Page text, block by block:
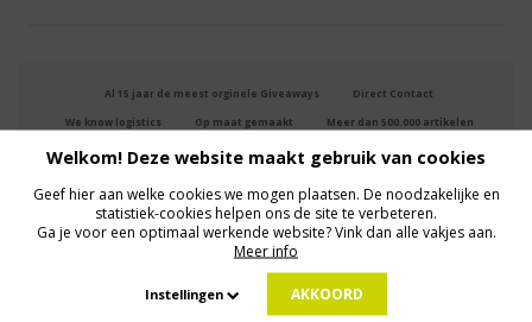
Al 15 jaar de meest orginele Giveaways Direct Contact
We know logistics Op maat gemaakt Meer dan 500.000 artikelen
MELD JE AAN VOOR ONZE NIEUWSBRIEF
Profiteer van deals en een dosis inspiratie!
Geen zorgen: we gaan veilig met je gegevens om. Dat lees je in ons
Welkom! Deze website maakt gebruik van cookies
Geef hier aan welke cookies we mogen plaatsen. De noodzakelijke en
statistiek-cookies helpen ons de site te verbeteren.
Ga je voor een optimaal werkende website? Vink dan alle vakjes aan.
Meer info
Instellingen AKKOORD